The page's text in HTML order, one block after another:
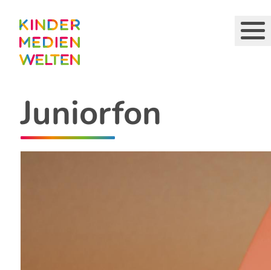
Inhalt
Juniorfon